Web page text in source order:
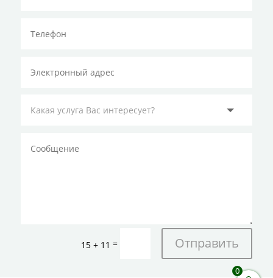
15 + 11 = Отправить
0